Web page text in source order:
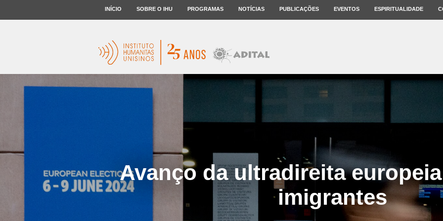
INÍCIO SOBRE O IHU PROGRAMAS NOTÍCIAS PUBLICAÇÕES EVENTOS ESPIRITUALIDADE
Avanço da ultradireita
imigrantes